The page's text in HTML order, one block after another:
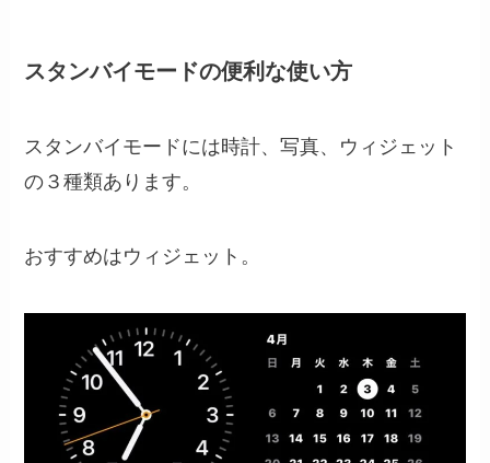
スタンバイモードの便利な使い方
スタンバイモードには時計、写真、ウィジェット
の３種類あります。
おすすめはウィジェット。